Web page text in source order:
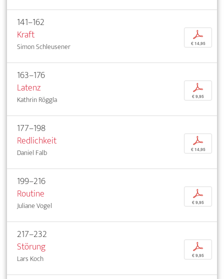
141–162
Kraft
Simon Schleusener
p
€ 14,95
163–176
Latenz
Kathrin Röggla
p
€ 9,95
177–198
Redlichkeit
Daniel Falb
p
€ 14,95
199–216
Routine
Juliane Vogel
p
€ 9,95
217–232
Störung
Lars Koch
p
€ 9,95